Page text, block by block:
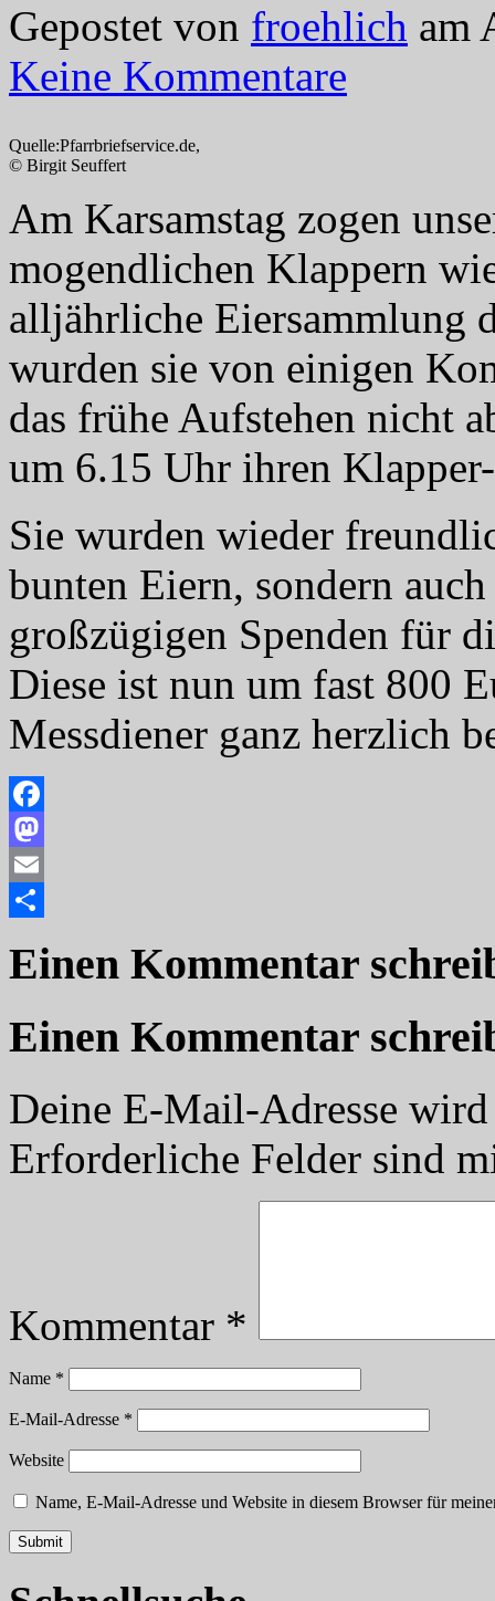
Gepostet von froehlich am
Keine Kommentare
Quelle:Pfarrbriefservice.de,
© Birgit Seuffert
Am Karsamstag zogen
mogendlichen Klappern
alljährliche Eiersammlung
wurden sie von einigen
das frühe Aufstehen nicht
um 6.15 Uhr ihren
Sie wurden wieder
bunten Eiern, sondern
großzügigen Spenden für
Diese ist nun um fast 800
Messdiener ganz herzlich
Facebook
Mastodon
Email
Einen Kommentar
Einen Kommentar
Deine E-Mail-Adresse
Erforderliche Felder sind
Kommentar *
Name *
E-Mail-Adresse *
Website
Name, E-Mail-Adresse und Website in diesem Browser für